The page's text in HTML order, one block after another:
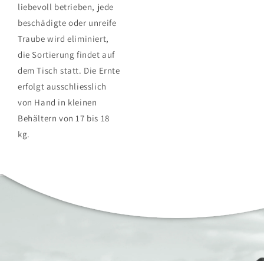
liebevoll betrieben, jede
beschädigte oder unreife
Traube wird eliminiert,
die Sortierung findet auf
dem Tisch statt. Die Ernte
erfolgt ausschliesslich
von Hand in kleinen
Behältern von 17 bis 18
kg.